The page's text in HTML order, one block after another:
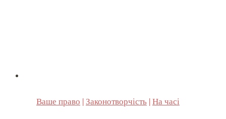
Ваше право | Законотворчість |На часі